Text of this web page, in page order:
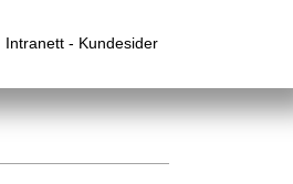
Intranett - Kundesider